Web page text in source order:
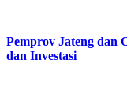
Pemprov Jateng dan
dan Investasi